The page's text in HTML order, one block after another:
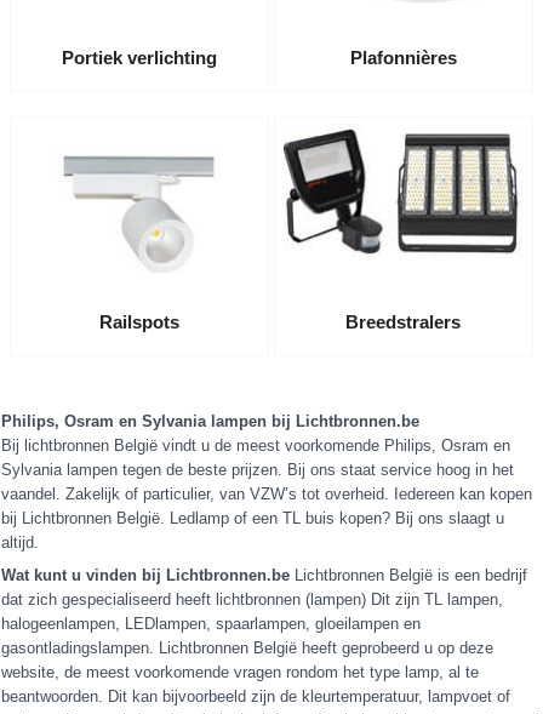
Portiek verlichting Plafonnières
Railspots Breedstralers
Philips, Osram en Sylvania lampen bij Lichtbronnen.be
Bij lichtbronnen België vindt u de meest voorkomende Philips, Osram en
Sylvania lampen tegen de beste prijzen. Bij ons staat service hoog in het
vaandel. Zakelijk of particulier, van VZW’s tot overheid. Iedereen kan kopen
bij Lichtbronnen België. Ledlamp of een TL buis kopen? Bij ons slaagt u
altijd.
Wat kunt u vinden bij Lichtbronnen.be Lichtbronnen België is een bedrijf
dat zich gespecialiseerd heeft lichtbronnen (lampen) Dit zijn TL lampen,
halogeenlampen, LEDlampen, spaarlampen, gloeilampen en
gasontladingslampen. Lichtbronnen België heeft geprobeerd u op deze
website, de meest voorkomende vragen rondom het type lamp, al te
beantwoorden. Dit kan bijvoorbeeld zijn de kleurtemperatuur, lampvoet of